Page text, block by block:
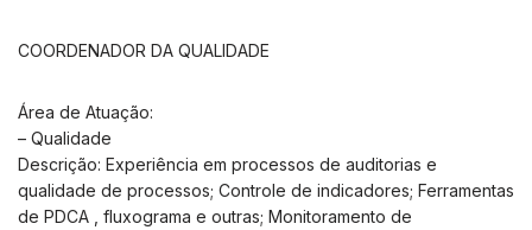
COORDENADOR DA QUALIDADE
Área de Atuação:
– Qualidade
Descrição: Experiência em processos de auditorias e
qualidade de processos; Controle de indicadores; Ferramentas
de PDCA , fluxograma e outras; Monitoramento de